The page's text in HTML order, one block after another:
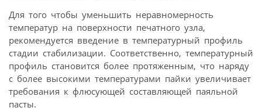
Для того чтобы уменьшить неравномерность
температур на поверхности печатного узла,
рекомендуется введение в температурный профиль
стадии стабилизации. Соответственно, температурный
профиль становится более протяженным, что наряду
с более высокими температурами пайки увеличивает
требования к флюсующей составляющей паяльной
пасты.